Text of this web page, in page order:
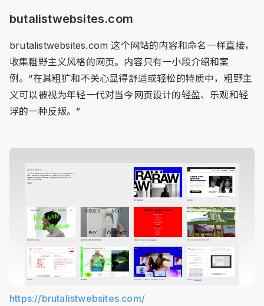
butalistwebsites.com
brutalistwebsites.com 这个网站的内容和命名一样直接，
收集粗野主义风格的网页。内容只有一小段介绍和案
例。“在其粗犷和不关心显得舒适或轻松的特质中，粗野主
义可以被视为年轻一代对当今网页设计的轻盈、乐观和轻
浮的一种反叛。”
https://brutalistwebsites.com/